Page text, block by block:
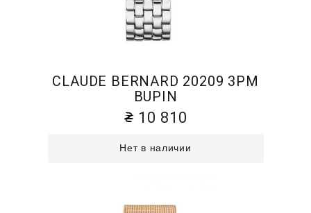
CLAUDE BERNARD 20209 3PM
BUPIN
10 810
Нет в наличии